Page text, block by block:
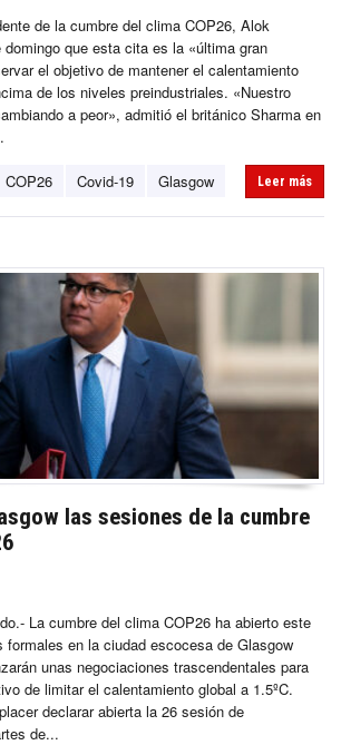
de la cumbre del clima COP26, Alok
que esta cita es la «última gran
el objetivo de mantener el calentamiento
de los niveles preindustriales. «Nuestro
a peor», admitió el británico Sharma en
COP26 Covid-19 Glasgow Leer más
las sesiones de la cumbre
La cumbre del clima COP26 ha abierto este
formales en la ciudad escocesa de Glasgow
unas negociaciones trascendentales para
de limitar el calentamiento global a 1.5ºC.
declarar abierta la 26 sesión de
de...